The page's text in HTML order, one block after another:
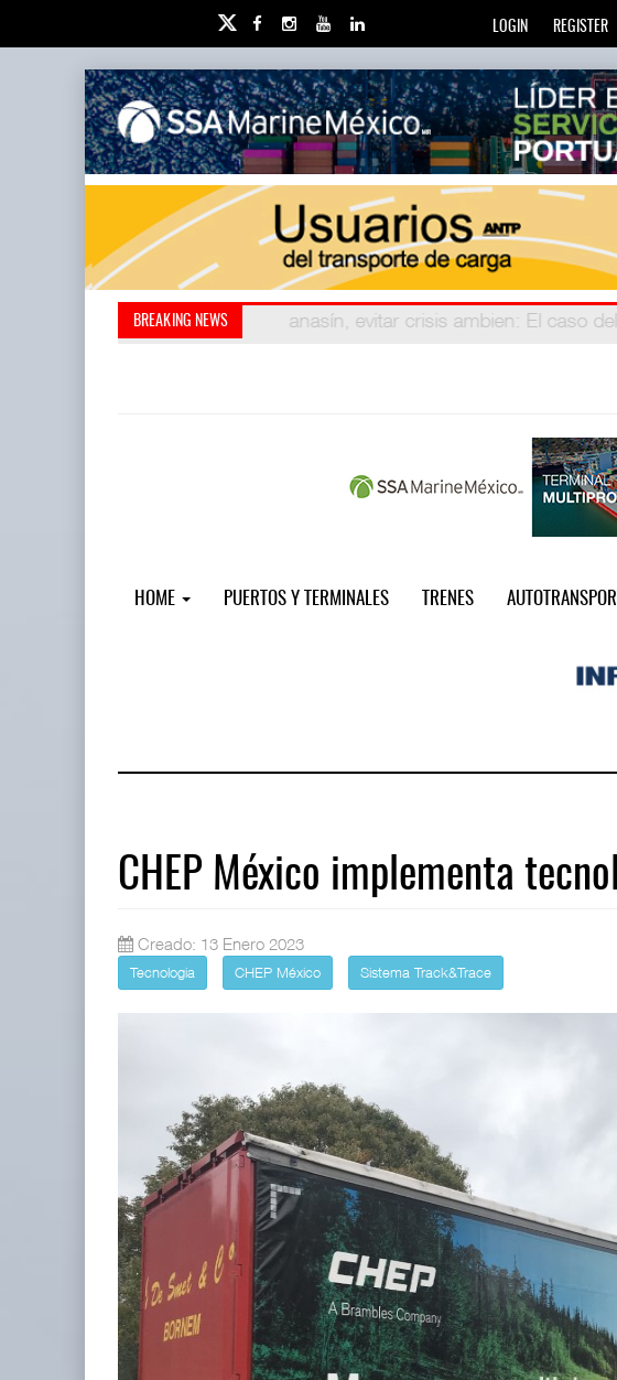
LOGIN REGISTER
BREAKING NEWS Kanasín, evitar crisis ambien
AMANAC, treinta y nueve años: La
HOME PUERTOS Y TERMINALES TRENES
CHEP México implementa
Creado: 13 Enero 2023
Tecnologia CHEP México Sistema Track&Trace
AMANAC, treinta y nueve años navega ...
05 AGO 2026
EE.UU. plantea nuevas restricciones ...
05 AGO 2026
ExxonMobil lleva mantenimiento predictivo al au
05